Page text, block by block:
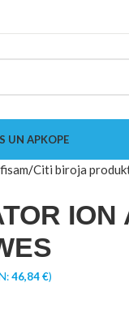
UN APKOPE
Citi biroja
ION
46,84€)